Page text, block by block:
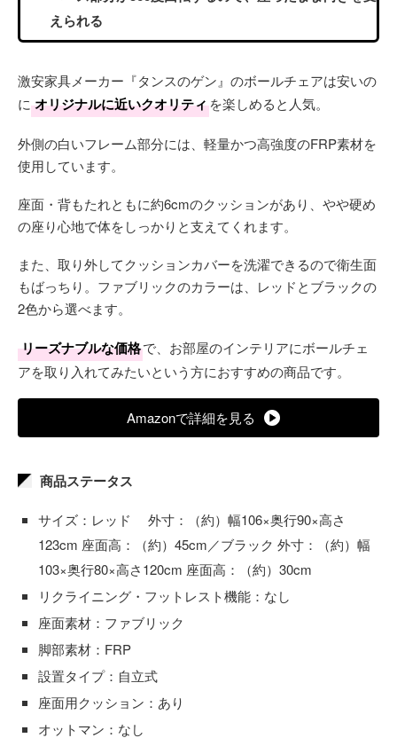
えられる
激安家具メーカー『タンスのゲン』のボールチェアは安いの
に オリジナルに近いクオリティを楽しめると人気。
外側の白いフレーム部分には、軽量かつ高強度のFRP素材を
使用しています。
座面・背もたれともに約6cmのクッションがあり、やや硬め
の座り心地で体をしっかりと支えてくれます。
また、取り外してクッションカバーを洗濯できるので衛生面
もばっちり。ファブリックのカラーは、レッドとブラックの
2色から選べます。
リーズナブルな価格で、お部屋のインテリアにボールチェ
アを取り入れてみたいという方におすすめの商品です。
Amazonで詳細を見る
商品ステータス
サイズ：レッド 外寸：（約）幅106×奥行90×高さ
123cm 座面高：（約）45cm／ブラック 外寸：（約）幅
103×奥行80×高さ120cm 座面高：（約）30cm
リクライニング・フットレスト機能：なし
座面素材：ファブリック
脚部素材：FRP
設置タイプ：自立式
座面用クッション：あり
オットマン：なし